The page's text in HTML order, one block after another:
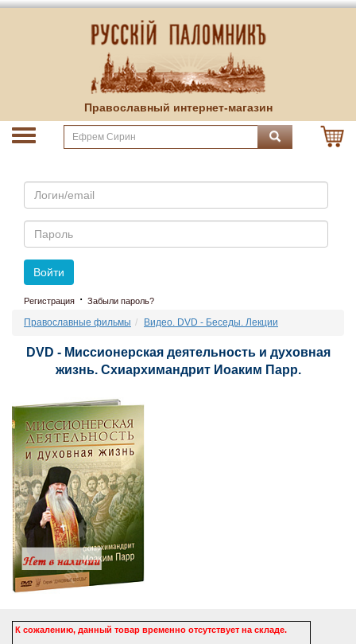
Православный интернет-магазин
Email
Пароль
Войти
Регистрация · Забыли пароль?
Православные фильмы Видео. DVD - Беседы. Лекции
DVD - Миссионерская деятельность и духовная
жизнь. Схиархимандрит Иоаким Парр.
К сожалению, данный товар временно отсутствует на складе.